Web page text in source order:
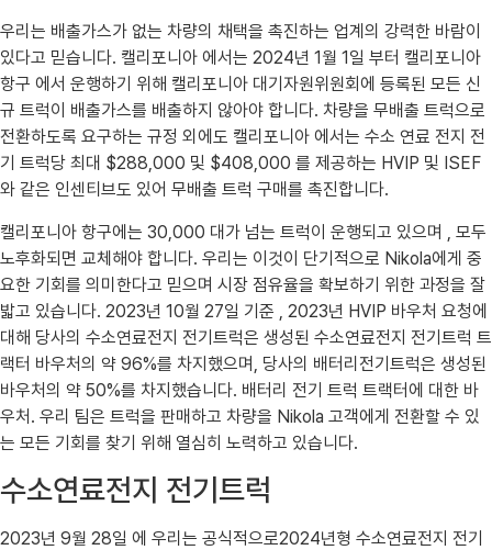
우리는 배출가스가 없는 차량의 채택을 촉진하는 업계의 강력한 바람이
있다고 믿습니다. 캘리포니아 에서는 2024년 1월 1일 부터 캘리포니아
항구 에서 운행하기 위해 캘리포니아 대기자원위원회에 등록된 모든 신
규 트럭이 배출가스를 배출하지 않아야 합니다. 차량을 무배출 트럭으로
전환하도록 요구하는 규정 외에도 캘리포니아 에서는 수소 연료 전지 전
기 트럭당 최대 $288,000 및 $408,000 를 제공하는 HVIP 및 ISEF
와 같은 인센티브도 있어 무배출 트럭 구매를 촉진합니다.
캘리포니아 항구에는 30,000 대가 넘는 트럭이 운행되고 있으며 , 모두
노후화되면 교체해야 합니다. 우리는 이것이 단기적으로 Nikola에게 중
요한 기회를 의미한다고 믿으며 시장 점유율을 확보하기 위한 과정을 잘
밟고 있습니다. 2023년 10월 27일 기준 , 2023년 HVIP 바우처 요청에
대해 당사의 수소연료전지 전기트럭은 생성된 수소연료전지 전기트럭 트
랙터 바우처의 약 96%를 차지했으며, 당사의 배터리전기트럭은 생성된
바우처의 약 50%를 차지했습니다. 배터리 전기 트럭 트랙터에 대한 바
우처. 우리 팀은 트럭을 판매하고 차량을 Nikola 고객에게 전환할 수 있
는 모든 기회를 찾기 위해 열심히 노력하고 있습니다.
수소연료전지 전기트럭
2023년 9월 28일 에 우리는 공식적으로2024년형 수소연료전지 전기